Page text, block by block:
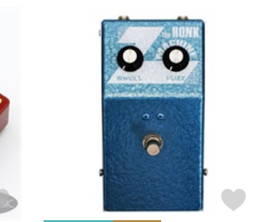
エフェクター
楽器アクセサ
リ